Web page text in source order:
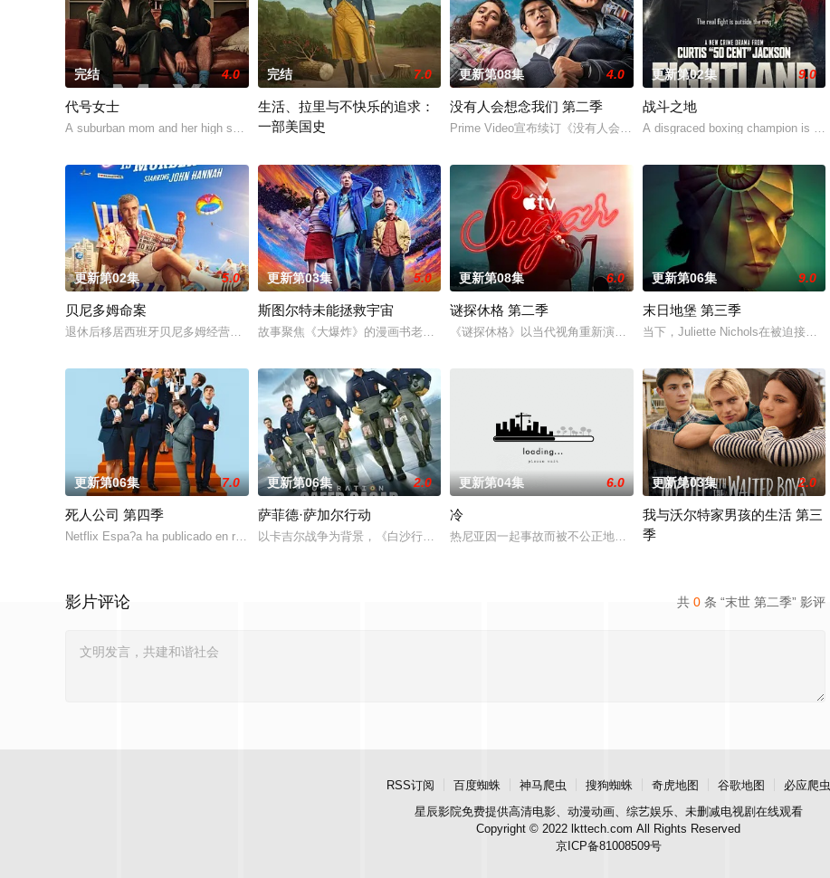
完结 4.0
代号女士
A suburban mom and her high school friend plot to frigh
完结 7.0
生活、拉里与不快乐的追求：
一部美国史
更新第08集 4.0
没有人会想念我们 第二季
Prime Video宣布续订《没有人会想念我们》第二季。
更新第02集 9.0
战斗之地
A disgraced boxing champion is
更新第02集 5.0
贝尼多姆命案
退休后移居西班牙贝尼多姆经营酒吧的英国前刑警，原以为能过上平静生活。然而，当地接连发生游客离奇死亡事件，他不得
更新第03集 5.0
斯图尔特未能拯救宇宙
故事聚焦《大爆炸》的漫画书老板斯图尔特·布鲁姆，他弄坏了一个谢尔顿和莱纳德制造的设备，意外导致了多
更新第08集 6.0
谜探休格 第二季
《谜探休格》以当代视角重新演绎了文学、电影和电视史上最受欢迎且
更新第06集 9.0
末日地堡 第三季
当下，Juliette Nichols在被迫接受“
更新第06集 7.0
死人公司 第四季
Netflix Espa?a ha publicado en redes sociales una foto
更新第06集 2.0
萨菲德·萨加尔行动
以卡吉尔战争为背景，《白沙行动》讲述了印度空军"金色箭头"第17中队的故事，他们最初的任务
更新第04集 6.0
冷
热尼亚因一起事故而被不公正地监禁，她的丈夫和6岁的女儿在事故中死
更新第03集 2.0
我与沃尔特家男孩的生活 第三
季
共 0 条 “末世 第二季” 影评
影片评论
RSS订阅 百度蜘蛛 神马爬虫 搜狗蜘蛛 奇虎地图 谷歌地图
必应爬虫
星辰影院免费提供高清电影、动漫动画、综艺娱乐、未删减电视剧在线观看
Copyright © 2022 lkttech.com All Rights Reserved
京ICP备81008509号